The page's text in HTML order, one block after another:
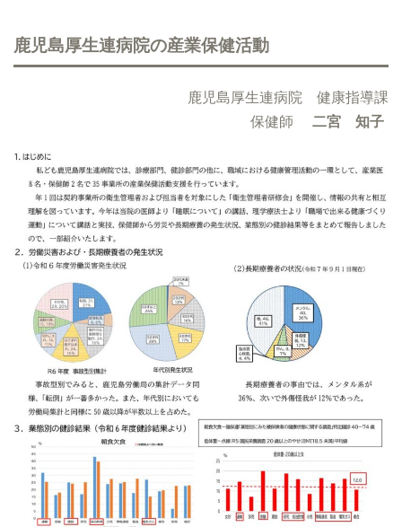
鹿児島厚生連病院の産業保健活動
鹿児島厚生連病院 健康指導課
保健師
二宮 知子